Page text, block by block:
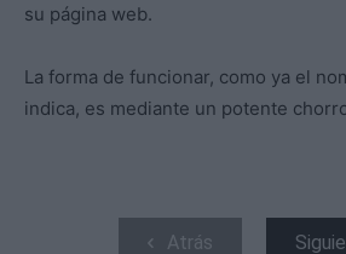
su página web.
La forma de funcionar, como ya el
indica, es mediante un potente
Atrás